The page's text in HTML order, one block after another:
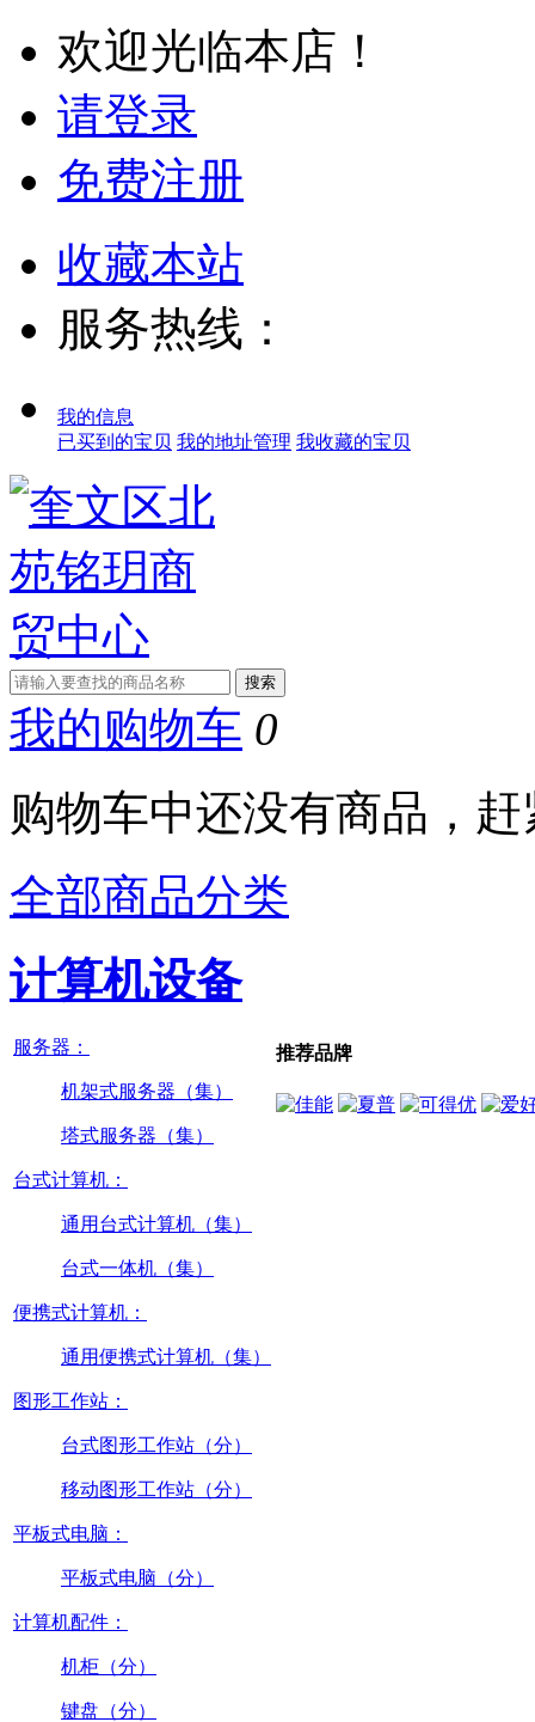
欢迎光临本店！
请登录
免费注册
收藏本站
服务热线：
我的信息
已买到的宝贝 我的地址管理 我收藏的宝贝
我的购物车 0
购物车中还没有商品，
全部商品分类
计算机设备
服务器：
机架式服务器（集）
塔式服务器（集）
台式计算机：
通用台式计算机（集）
台式一体机（集）
便携式计算机：
通用便携式计算机（集）
图形工作站：
台式图形工作站（分）
移动图形工作站（分）
平板式电脑：
平板式电脑（分）
计算机配件：
机柜（分）
键盘（分）
推荐品牌